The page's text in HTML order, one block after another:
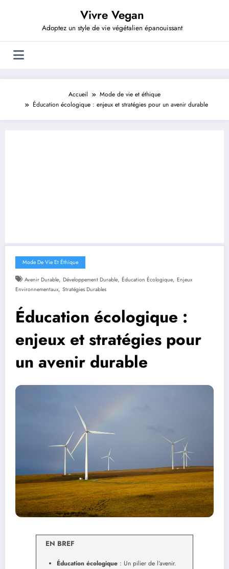
Vivre Vegan
Adoptez un style de vie végétalien épanouissant
Accueil
Mode de vie et éthique
Éducation écologique : enjeux et stratégies pour un avenir durable
Mode De Vie Et Éthique
Avenir Durable, Développement Durable, Éducation Écologique, Enjeux
Environnementaux, Stratégies Durables
Éducation écologique :
enjeux et stratégies pour
un avenir durable
EN BREF
Éducation écologique : Un pilier de l’avenir.